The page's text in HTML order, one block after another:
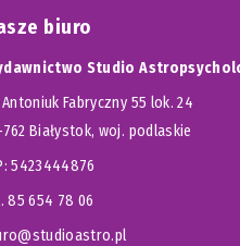
biuro
Studio
Fabryczny 55 lok. 24
762 Białystok, woj. podlaskie
5423444876
85 654 78 06